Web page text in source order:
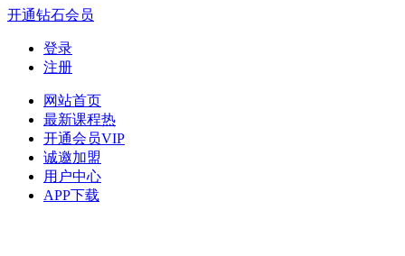
开通钻石会员
登录
注册
网站首页
最新课程热
开通会员VIP
诚邀加盟
用户中心
APP下载